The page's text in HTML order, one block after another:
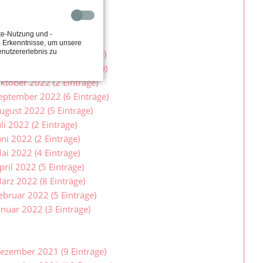
2023 (3 Einträge)
2022 (5 Einträge)
2022 (8 Einträge)
2022 (2 Einträge)
2022 (6 Einträge)
2022 (5 Einträge)
2022 (2 Einträge)
2022 (2 Einträge)
2022 (4 Einträge)
2022 (5 Einträge)
2022 (8 Einträge)
2022 (5 Einträge)
2022 (3 Einträge)
2021 (9 Einträge)
Nutzung und -
um unsere
zu